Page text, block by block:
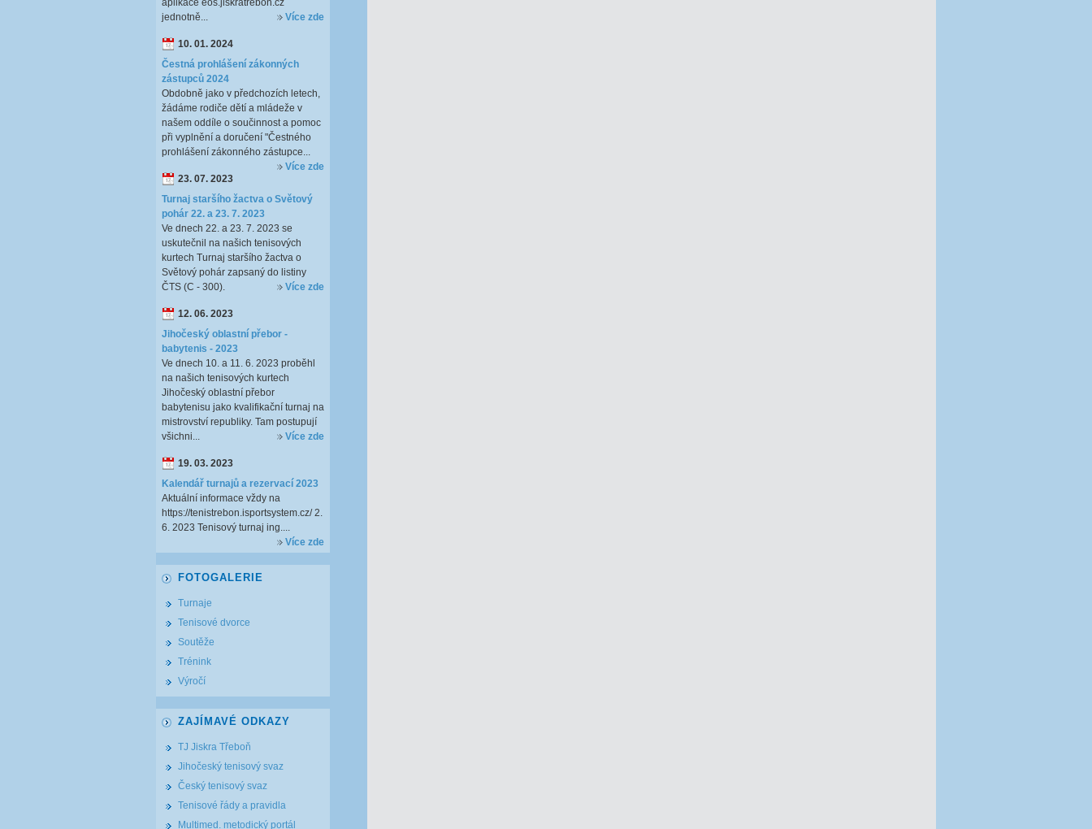
aplikace eos.jiskratrebon.cz
jednotně...
Více zde
10. 01. 2024
Čestná prohlášení zákonných
zástupců 2024
Obdobně jako v předchozích letech,
žádáme rodiče dětí a mládeže v
našem oddíle o součinnost a pomoc
při vyplnění a doručení "Čestného
prohlášení zákonného zástupce...
Více zde
23. 07. 2023
Turnaj staršího žactva o Světový
pohár 22. a 23. 7. 2023
Ve dnech 22. a 23. 7. 2023 se
uskutečnil na našich tenisových
kurtech Turnaj staršího žactva o
Světový pohár zapsaný do listiny
ČTS (C - 300).
Více zde
12. 06. 2023
Jihočeský oblastní přebor -
babytenis - 2023
Ve dnech 10. a 11. 6. 2023 proběhl
na našich tenisových kurtech
Jihočeský oblastní přebor
babytenisu jako kvalifikační turnaj na
mistrovství republiky. Tam postupují
všichni...
Více zde
19. 03. 2023
Kalendář turnajů a rezervací 2023
Aktuální informace vždy na
https://tenistrebon.isportsystem.cz/ 2.
6. 2023 Tenisový turnaj ing....
Více zde
FOTOGALERIE
Turnaje
Tenisové dvorce
Soutěže
Trénink
Výročí
ZAJÍMAVÉ ODKAZY
TJ Jiskra Třeboň
Jihočeský tenisový svaz
Český tenisový svaz
Tenisové řády a pravidla
Multimed. metodický portál